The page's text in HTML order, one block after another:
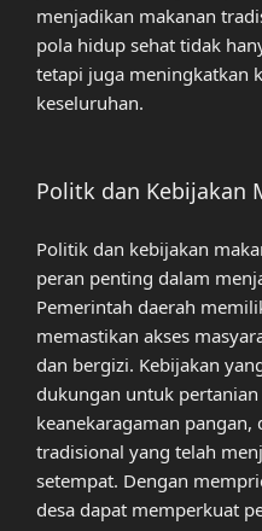
menjadikan makanan
pola hidup sehat tidak
tetapi juga meningkatkan
keseluruhan.
Politk dan Kebijakan
Politik dan kebijakan
peran penting dalam
Pemerintah daerah
memastikan akses
dan bergizi. Kebijakan
dukungan untuk
keanekaragaman
tradisional yang telah
setempat. Dengan
desa dapat memperkuat